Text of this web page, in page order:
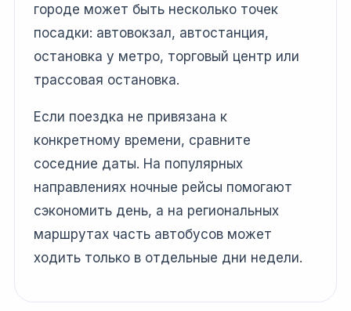
городе может быть несколько точек
посадки: автовокзал, автостанция,
остановка у метро, торговый центр или
трассовая остановка.
Если поездка не привязана к
конкретному времени, сравните
соседние даты. На популярных
направлениях ночные рейсы помогают
сэкономить день, а на региональных
маршрутах часть автобусов может
ходить только в отдельные дни недели.